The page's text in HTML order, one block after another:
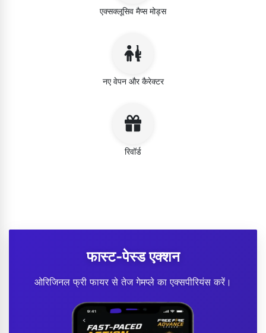
एक्सक्लूसिव मैप्स मोड्स
नए वेपन और कैरेक्टर
रिवॉर्ड
फास्ट-पेस्ड एक्शन
ओरिजिनल फ्री फायर से तेज गेमप्ले का एक्सपीरियंस करें।